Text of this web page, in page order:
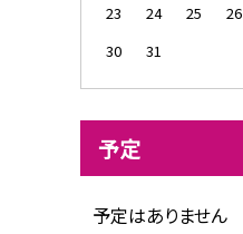
23
24 25 26
30
31
予定
予定はありません